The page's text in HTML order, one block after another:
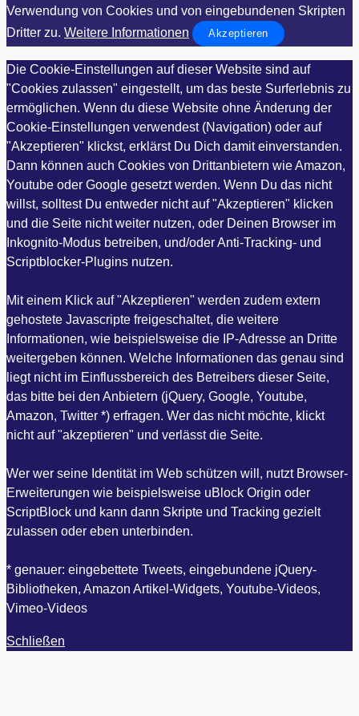
Verwendung von Cookies und von eingebundenen Skripten
Dritter zu. Weitere Informationen Akzeptieren
Die Cookie-Einstellungen auf dieser Website sind auf
"Cookies zulassen" eingestellt, um das beste Surferlebnis zu
ermöglichen. Wenn du diese Website ohne Änderung der
Cookie-Einstellungen verwendest (Navigation) oder auf
"Akzeptieren" klickst, erklärst Du Dich damit einverstanden.
Dann können auch Cookies von Drittanbietern wie Amazon,
Youtube oder Google gesetzt werden. Wenn Du das nicht
willst, solltest Du entweder nicht auf "Akzeptieren" klicken
und die Seite nicht weiter nutzen, oder Deinen Browser im
Inkognito-Modus betreiben, und/oder Anti-Tracking- und
Scriptblocker-Plugins nutzen.
Mit einem Klick auf "Akzeptieren" werden zudem extern
gehostete Javascripte freigeschaltet, die weitere
Informationen, wie beispielsweise die IP-Adresse an Dritte
weitergeben können. Welche Informationen das genau sind
liegt nicht im Einflussbereich des Betreibers dieser Seite,
das bitte bei den Anbietern (jQuery, Google, Youtube,
Amazon, Twitter *) erfragen. Wer das nicht möchte, klickt
nicht auf "akzeptieren" und verlässt die Seite.
Wer wer seine Identität im Web schützen will, nutzt Browser-
Erweiterungen wie beispielsweise uBlock Origin oder
ScriptBlock und kann dann Skripte und Tracking gezielt
zulassen oder eben unterbinden.
* genauer: eingebettete Tweets, eingebundene jQuery-
Bibliotheken, Amazon Artikel-Widgets, Youtube-Videos,
Vimeo-Videos
Schließen